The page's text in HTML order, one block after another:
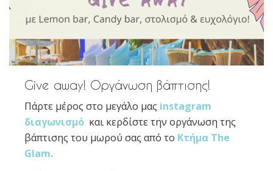
Give away! Οργάνωση βάπτισης!
Πάρτε μέρος στο μεγάλο μας instagram
διαγωνισμό και κερδίστε την οργάνωση της
βάπτισης του μωρού σας από το Κτήμα The
Glam.